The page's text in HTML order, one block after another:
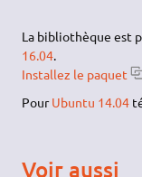
La bibliothèque est
16.04.
Installez le paquet
PourUbuntu 14.04
Voir aussi